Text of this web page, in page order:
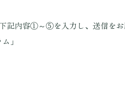
記内容①～⑤を入力し、送信をお
」